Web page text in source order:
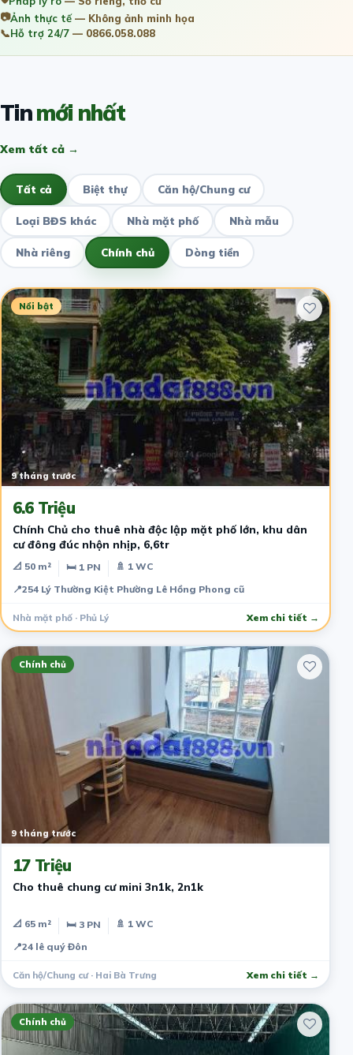
📷Ảnh thực tế— Không ảnh minh họa
📞Hỗ trợ 24/7 — 0866.058.088
Tinmới nhất
Xem tất cả →
Tất cả Biệt thự Căn hộ/Chung cư
Loại BĐS khác Nhà mặt phố Nhà mẫu
Nhà riêng Chính chủ Dòng tiền
Nổi bật
9 tháng trước
6.6 Triệu
Chính Chủ cho thuê nhà độc lập mặt phố lớn, khu dân
cư đông đúc nhộn nhịp, 6,6tr
📐 50 m² 🛏 1 PN
🚿 1 WC
📍254 Lý Thường Kiệt Phường Lê Hồng Phong cũ
Nhà mặt phố · Phủ Lý Xem chi tiết →
Chính chủ
9 tháng trước
17 Triệu
Cho thuê chung cư mini 3n1k, 2n1k
📐 65 m² 🛏 3 PN
🚿 1 WC
📍24 lê quý Đôn
Căn hộ/Chung cư · Hai Bà Trưng Xem chi tiết →
Chính chủ